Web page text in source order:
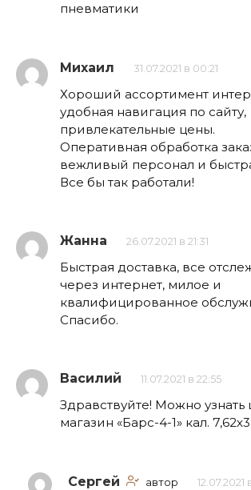
пневматики
Михаил 31.07.2021 в 00:21
Хороший ассортимент
удобная навигация по сайту,
привлекательные цены.
Оперативная обработка
вежливый персонал и
Все бы так работали!
Жанна 26.07.2021 в 21:31
Быстрая доставка, все
через интернет, милое и
квалифицированное
Спасибо.
Василий 11.07.2021 в 22:55
Здравствуйте! Можно узнать
магазин «Барс-4-1» кал.
Сергей автор 12.07.2021